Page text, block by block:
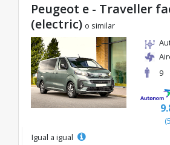
Peugeot e - Traveller
(electric) o similar
9
Igual a igual